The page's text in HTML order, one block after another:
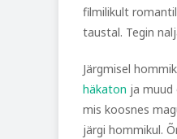
filmilikult
taustal. Tegin
Järgmisel
häkaton ja muud
mis koosnes
järgi hommikul.